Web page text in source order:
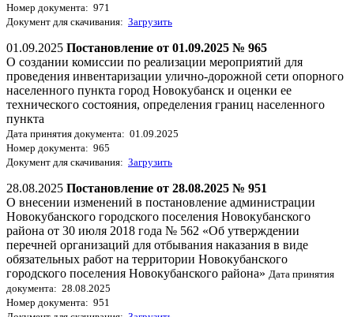
Номер документа: 971
Документ для скачивания: Загрузить
01.09.2025 Постановление от 01.09.2025 № 965
О создании комиссии по реализации мероприятий для
проведения инвентаризации улично-дорожной сети опорного
населенного пункта город Новокубанск и оценки ее
технического состояния, определения границ населенного
пункта
Дата принятия документа: 01.09.2025
Номер документа: 965
Документ для скачивания: Загрузить
28.08.2025 Постановление от 28.08.2025 № 951
О внесении изменений в постановление администрации
Новокубанского городского поселения Новокубанского
района от 30 июля 2018 года № 562 «Об утверждении
перечней организаций для отбывания наказания в виде
обязательных работ на территории Новокубанского
городского поселения Новокубанского района» Дата принятия
документа: 28.08.2025
Номер документа: 951